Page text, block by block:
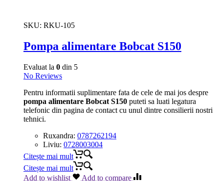
SKU: RKU-105
Pompa alimentare Bobcat S150
Evaluat la 0 din 5
No Reviews
Pentru informatii suplimentare fata de cele de mai jos despre
pompa alimentare Bobcat S150 puteti sa luati legatura
telefonic din pagina de contact cu unul dintre consilierii nostri
tehnici.
Ruxandra: 0787262194
Liviu: 0728003004
Citește mai mult
Citește mai mult
Add to wishlist
Add to compare